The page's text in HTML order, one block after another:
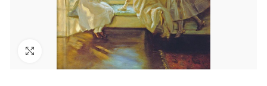
Увеличить